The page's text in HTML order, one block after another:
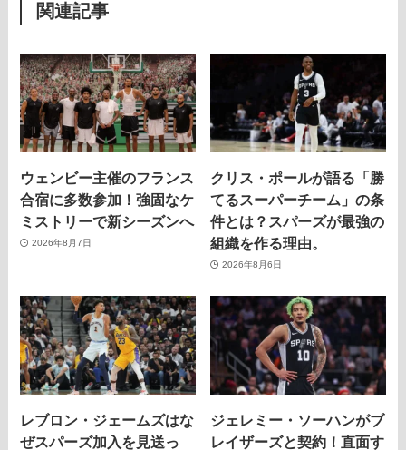
関連記事
ウェンビー主催のフランス
合宿に多数参加！強固なケ
ミストリーで新シーズンへ
2026年8月7日
クリス・ポールが語る「勝
てるスーパーチーム」の条
件とは？スパーズが最強の
組織を作る理由。
2026年8月6日
レブロン・ジェームズはな
ぜスパーズ加入を見送っ
ジェレミー・ソーハンがブ
レイザーズと契約！直面す